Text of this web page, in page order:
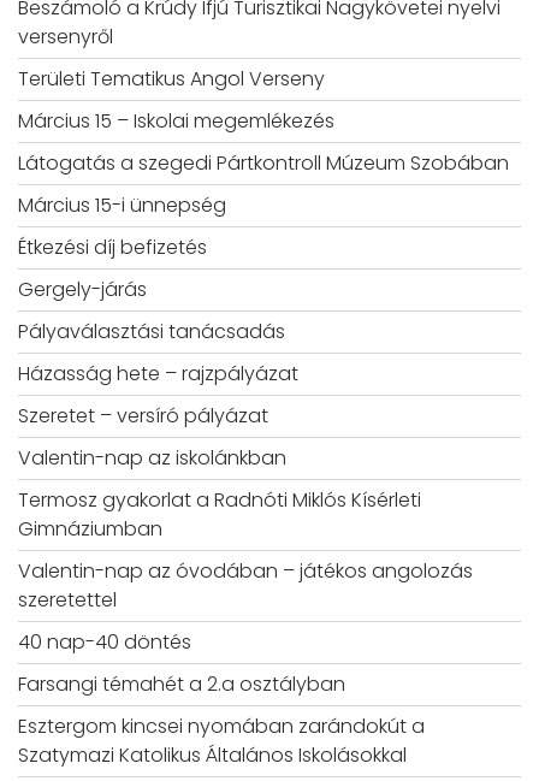
Beszámoló a Krúdy Ifjú Turisztikai Nagykövetei nyelvi
versenyről
Területi Tematikus Angol Verseny
Március 15 – Iskolai megemlékezés
Látogatás a szegedi Pártkontroll Múzeum Szobában
Március 15-i ünnepség
Étkezési díj befizetés
Gergely-járás
Pályaválasztási tanácsadás
Házasság hete – rajzpályázat
Szeretet – versíró pályázat
Valentin-nap az iskolánkban
Termosz gyakorlat a Radnóti Miklós Kísérleti
Gimnáziumban
Valentin-nap az óvodában – játékos angolozás
szeretettel
40 nap-40 döntés
Farsangi témahét a 2.a osztályban
Esztergom kincsei nyomában zarándokút a
Szatymazi Katolikus Általános Iskolásokkal